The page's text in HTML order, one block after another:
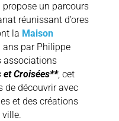
un parcours
réunissant d’ores
la Maison
par Philippe
associations
et Croisées**, cet
de découvrir avec
et des créations